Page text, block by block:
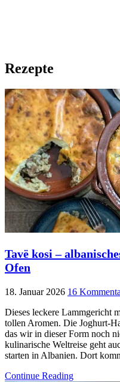
Rezepte
Tavë kosi –
Ofen
18. Januar 2026 16
Dieses leckere Lammgericht
tollen Aromen. Die Joghurt-
das wir in dieser Form noch
kulinarische Weltreise geht
starten in Albanien. Dort
Continue Reading